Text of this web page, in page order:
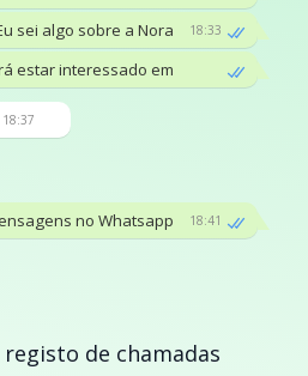
18:33
sei algo sobre a Nora
estar interessado em
18:37
18:41
no Whatsapp
de chamadas